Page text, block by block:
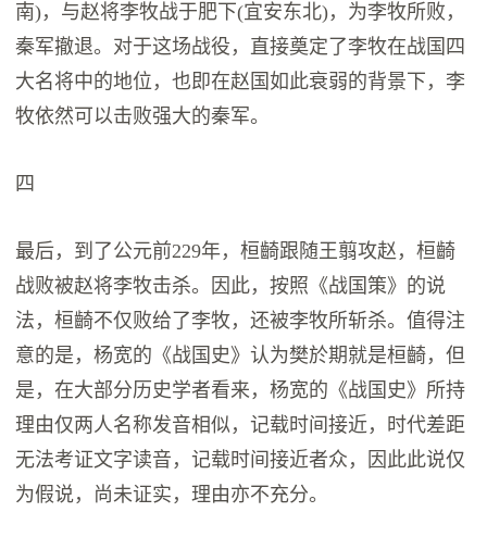
南)，与赵将李牧战于肥下(宜安东北)，为李牧所败，
秦军撤退。对于这场战役，直接奠定了李牧在战国四
大名将中的地位，也即在赵国如此衰弱的背景下，李
牧依然可以击败强大的秦军。
四
最后，到了公元前229年，桓齮跟随王翦攻赵，桓齮
战败被赵将李牧击杀。因此，按照《战国策》的说
法，桓齮不仅败给了李牧，还被李牧所斩杀。值得注
意的是，杨宽的《战国史》认为樊於期就是桓齮，但
是，在大部分历史学者看来，杨宽的《战国史》所持
理由仅两人名称发音相似，记载时间接近，时代差距
无法考证文字读音，记载时间接近者众，因此此说仅
为假说，尚未证实，理由亦不充分。